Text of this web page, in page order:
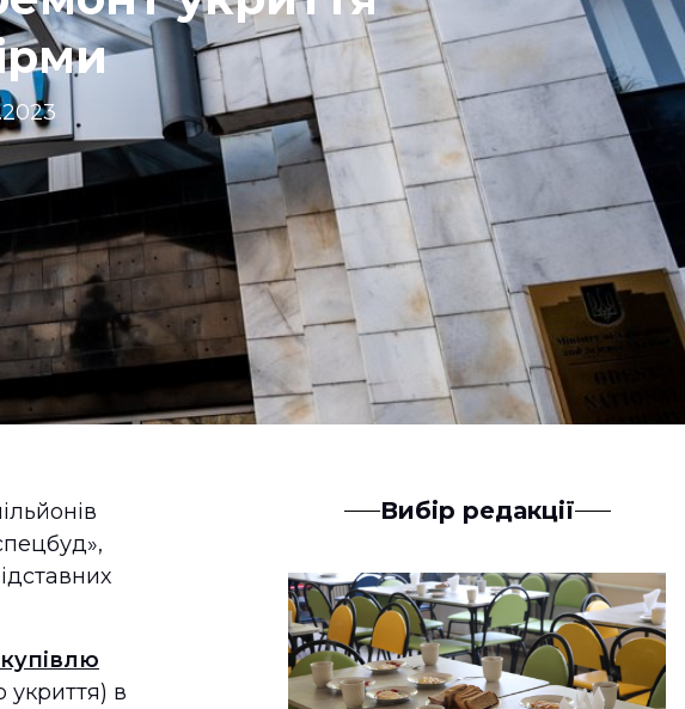
укриття) в
Вибір редакції